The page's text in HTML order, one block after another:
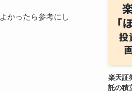
よかったら参考にし
楽天証
託の積